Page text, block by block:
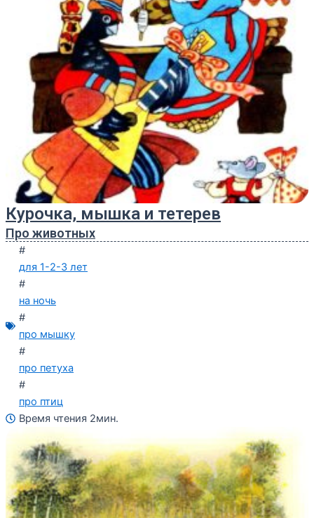
Курочка, мышка и тетерев
Про животных
#
для 1-2-3 лет
#
на ночь
#
про мышку
#
про петуха
#
про птиц
Время чтения 2мин.